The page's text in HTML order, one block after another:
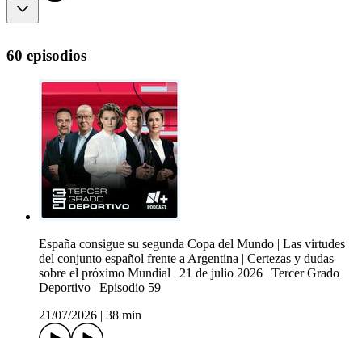
60 episodios
España consigue su segunda Copa del Mundo | Las virtudes
del conjunto español frente a Argentina | Certezas y dudas
sobre el próximo Mundial | 21 de julio 2026 | Tercer Grado
Deportivo | Episodio 59
21/07/2026
38 min